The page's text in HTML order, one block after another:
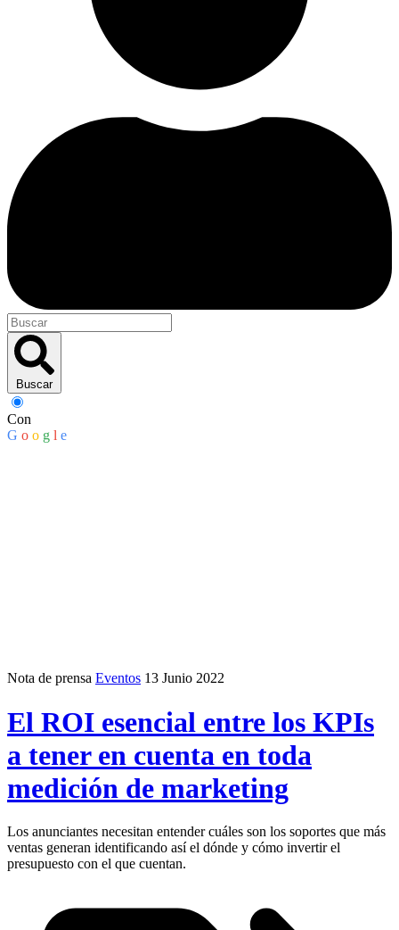
Buscar
Con
G o o g l e
Nota de prensa Eventos 13 Junio 2022
El ROI esencial entre los KPIs
a tener en cuenta en toda
medición de marketing
Los anunciantes necesitan entender cuáles son los soportes que más
ventas generan identificando así el dónde y cómo invertir el
presupuesto con el que cuentan.